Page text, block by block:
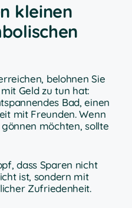
kleinen
belohnen Sie
Geld zu tun hat:
Bad, einen
mit Freunden. Wenn
möchten, sollte
dass Sparen nicht
ist, sondern mit
Zufriedenheit.